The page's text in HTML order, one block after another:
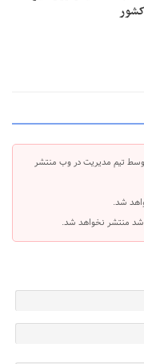
تیم مدیریت در وب منتشر
شد.
منتشر نخواهد شد.